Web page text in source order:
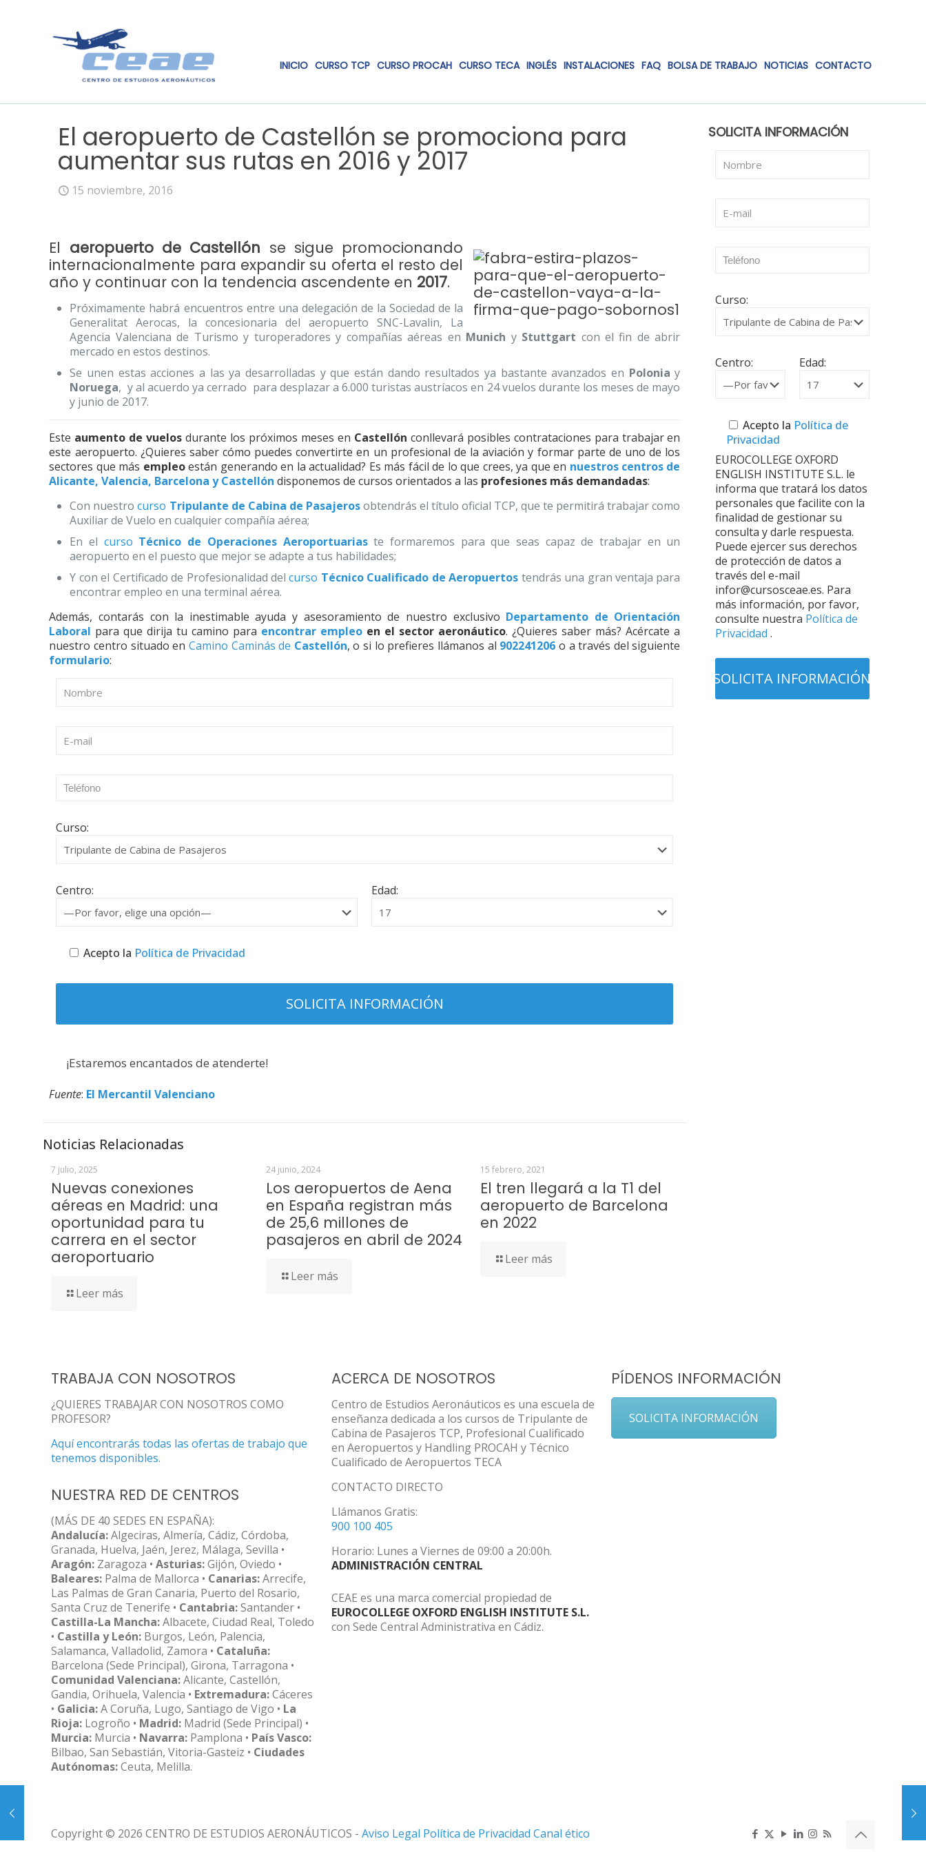
INICIO CURSO TCP CURSO PROCAH CURSO TECA INGLÉS INSTALACIONES FAQ BOLSA DE TRABAJO NOTICIAS CONTACTO
El aeropuerto de Castellón se promociona para
aumentar sus rutas en 2016 y 2017
15 noviembre, 2016
El aeropuerto de Castellón se sigue promocionando
internacionalmente para expandir su oferta el resto del
año y continuar con la tendencia ascendente en 2017.
Próximamente habrá encuentros entre una delegación de la Sociedad de la
Generalitat Aerocas, la concesionaria del aeropuerto SNC-Lavalin, La
Agencia Valenciana de Turismo y turoperadores y compañías aéreas en Munich y Stuttgart con el fin de abrir
mercado en estos destinos.
Se unen estas acciones a las ya desarrolladas y que están dando resultados ya bastante avanzados en Polonia y
Noruega, y al acuerdo ya cerrado para desplazar a 6.000 turistas austríacos en 24 vuelos durante los meses de mayo
y junio de 2017.
Este aumento de vuelos durante los próximos meses en Castellón conllevará posibles contrataciones para trabajar en
este aeropuerto. ¿Quieres saber cómo puedes convertirte en un profesional de la aviación y formar parte de uno de los
sectores que más empleoestán generando en la actualidad? Es más fácil de lo que crees, ya que en nuestros centros de
Alicante, Valencia, Barcelona y Castellón disponemos de cursos orientados a las profesiones más demandadas:
Con nuestrocurso Tripulante de Cabina de Pasajerosobtendrás el título oficial TCP, que te permitirá trabajar como
Auxiliar de Vuelo en cualquier compañía aérea;
En el curso Técnico de Operaciones Aeroportuariaste formaremos para que seas capaz de trabajar en un
aeropuerto en el puesto que mejor se adapte a tus habilidades;
Y con el Certificado de Profesionalidad delcurso Técnico Cualificado de Aeropuertos tendrás una gran ventaja para
encontrar empleo en una terminal aérea.
Además, contarás con la inestimable ayuda y asesoramiento de nuestro exclusivo Departamento de Orientación
Laboral para que dirija tu camino para encontrar empleo en el sector aeronáutico. ¿Quieres saber más? Acércate a
nuestro centro situado en Camino Caminás de Castellón, o si lo prefieres llámanos al 902241206 o a través del siguiente
formulario:
Curso:
Centro: Edad:
Acepto la Política de Privacidad
¡Estaremos encantados de atenderte!
Fuente: El Mercantil Valenciano
Noticias Relacionadas
7 julio, 2025
Nuevas conexiones
aéreas en Madrid: una
oportunidad para tu
carrera en el sector
aeroportuario
Leer más
24 junio, 2024
Los aeropuertos de Aena
en España registran más
de 25,6 millones de
pasajeros en abril de 2024
Leer más
15 febrero, 2021
El tren llegará a la T1 del
aeropuerto de Barcelona
en 2022
Leer más
SOLICITA INFORMACIÓN
Curso:
Centro: Edad:
Acepto la Política de
Privacidad
EUROCOLLEGE OXFORD
ENGLISH INSTITUTE S.L. le
informa que tratará los datos
personales que facilite con la
finalidad de gestionar su
consulta y darle respuesta.
Puede ejercer sus derechos
de protección de datos a
través del e-mail
infor@cursosceae.es. Para
más información, por favor,
consulte nuestra Política de
Privacidad .
TRABAJA CON NOSOTROS
¿QUIERES TRABAJAR CON NOSOTROS COMO
PROFESOR?
Aquí encontrarás todas las ofertas de trabajo que
tenemos disponibles.
NUESTRA RED DE CENTROS
(MÁS DE 40 SEDES EN ESPAÑA):
Andalucía:Algeciras, Almería, Cádiz, Córdoba,
Granada, Huelva, Jaén, Jerez, Málaga, Sevilla •
Aragón: Zaragoza • Asturias:Gijón, Oviedo •
Baleares: Palma de Mallorca • Canarias:Arrecife,
Las Palmas de Gran Canaria, Puerto del Rosario,
Santa Cruz de Tenerife • Cantabria:Santander •
Castilla-La Mancha:Albacete, Ciudad Real, Toledo
• Castilla y León: Burgos, León, Palencia,
Salamanca, Valladolid, Zamora • Cataluña:
Barcelona (Sede Principal), Girona, Tarragona •
Comunidad Valenciana:Alicante, Castellón,
Gandia, Orihuela, Valencia • Extremadura:Cáceres
• Galicia:A Coruña, Lugo, Santiago de Vigo • La
Rioja: Logroño • Madrid: Madrid (Sede Principal) •
Murcia: Murcia • Navarra: Pamplona • País Vasco:
Bilbao, San Sebastián, Vitoria-Gasteiz • Ciudades
Autónomas:Ceuta, Melilla.
ACERCA DE NOSOTROS
Centro de Estudios Aeronáuticos es una escuela de
enseñanza dedicada a los cursos de Tripulante de
Cabina de Pasajeros TCP, Profesional Cualificado
en Aeropuertos y Handling PROCAH y Técnico
Cualificado de Aeropuertos TECA
CONTACTO DIRECTO
Llámanos Gratis:
900 100 405
Horario: Lunes a Viernes de 09:00 a 20:00h.
ADMINISTRACIÓN CENTRAL
CEAE es una marca comercial propiedad de
EUROCOLLEGE OXFORD ENGLISH INSTITUTE S.L.
con Sede Central Administrativa en Cádiz.
PÍDENOS INFORMACIÓN
SOLICITA INFORMACIÓN
Copyright © 2026 CENTRO DE ESTUDIOS AERONÁUTICOS - Aviso Legal Política de Privacidad Canal ético